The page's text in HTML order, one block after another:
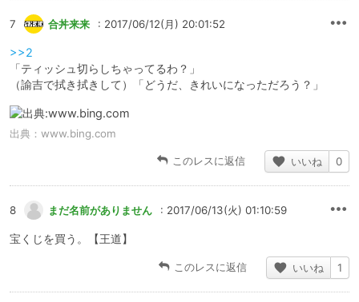
7 合丼来来 : 2017/06/12(月) 20:01:52
>>2
「ティッシュ切らしちゃってるわ？」
（諭吉で拭き拭きして）「どうだ、きれいになっただろう？」
出典： www.bing.com
このレスに返信 いいね 0
8 まだ名前がありません : 2017/06/13(火) 01:10:59
宝くじを買う。【王道】
このレスに返信 いいね 1